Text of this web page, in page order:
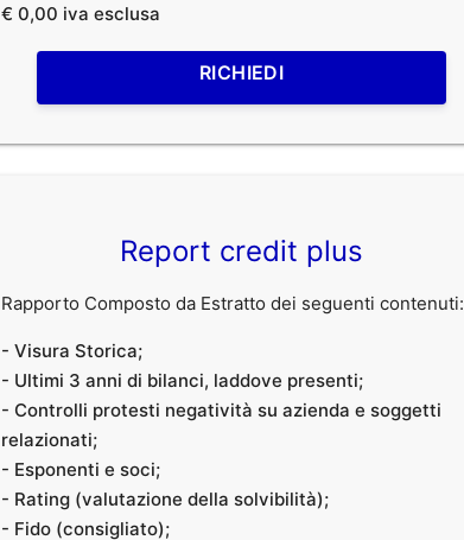
€ 0,00 iva esclusa
RICHIEDI
Report credit plus
Rapporto Composto da Estratto dei seguenti contenuti:
- Visura Storica;
- Ultimi 3 anni di bilanci, laddove presenti;
- Controlli protesti negatività su azienda e soggetti
relazionati;
- Esponenti e soci;
- Rating (valutazione della solvibilità);
- Fido (consigliato);